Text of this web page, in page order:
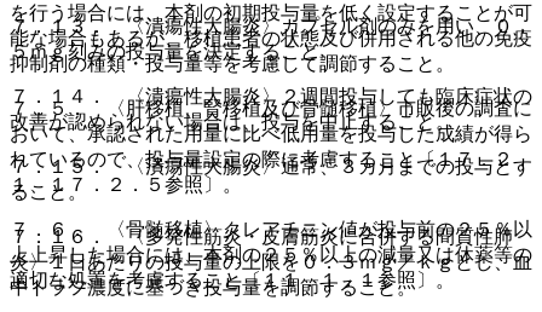
７．１３． 〈潰瘍性大腸炎〉カプセル剤のみを用い、０．
５ｍｇ刻みの投与量を決定すること。
７．１４． 〈潰瘍性大腸炎〉２週間投与しても臨床症状の
改善が認められない場合は、投与を中止すること。
７．１５． 〈潰瘍性大腸炎〉通常、３カ月までの投与とす
ること。
７．１６． 〈多発性筋炎・皮膚筋炎に合併する間質性肺
炎〉１日あたりの投与量の上限を０．３ｍｇ／ｋｇとし、血
中トラフ濃度に基づき投与量を調節すること。
を行う場合には、本剤の初期投与量を低く設定することが可
能な場合もあるが、移植患者の状態及び併用される他の免疫
抑制剤の種類・投与量等を考慮して調節すること。
７．５． 〈肝移植、腎移植及び骨髄移植〉市販後の調査に
おいて、承認された用量に比べ低用量を投与した成績が得ら
れているので、投与量設定の際に考慮すること〔１７．２．
１、１７．２．５参照〕。
７．６． 〈骨髄移植〉クレアチニン値が投与前の２５％以
上上昇した場合には、本剤の２５％以上の減量又は休薬等の
適切な処置を考慮すること〔１１．１．１参照〕。